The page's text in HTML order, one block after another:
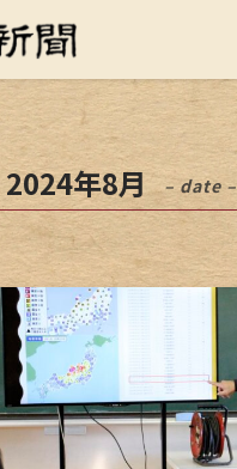
2024年8月 – date –